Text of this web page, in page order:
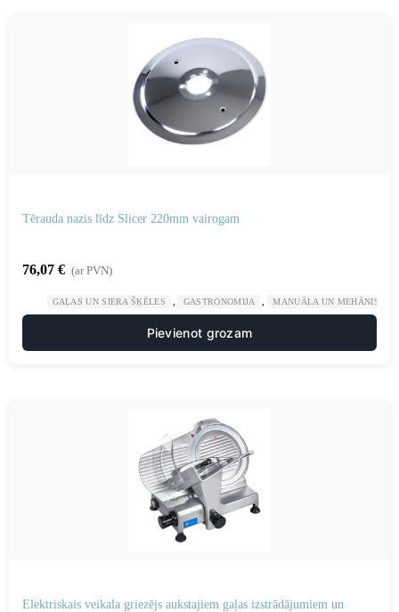
Tērauda nazis līdz Slicer 220mm vairogam
76,07 € (ar PVN)
GAĻAS UN SIERA ŠĶĒLES GASTRONOMIJA MANUĀLA UN MEHĀNISKA
Pievienot grozam
Elektriskais veikala griezējs aukstajiem gaļas izstrādājumiem un